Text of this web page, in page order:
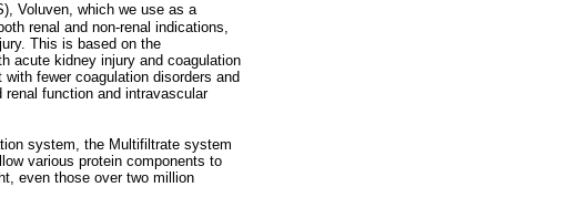
Voluven, which we use as a
renal and non-renal indications,
This is based on the
acute kidney injury and coagulation
fewer coagulation disorders and
function and intravascular
system, the Multifiltrate system
various protein components to
even those over two million